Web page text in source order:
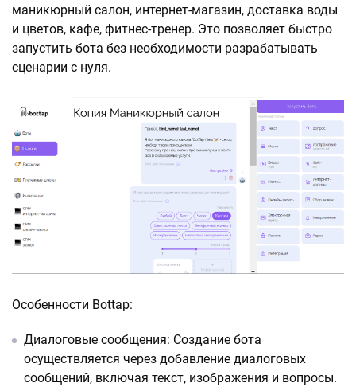
маникюрный салон, интернет-магазин, доставка воды
и цветов, кафе, фитнес-тренер. Это позволяет быстро
запустить бота без необходимости разрабатывать
сценарии с нуля.
Особенности Bottap:
Диалоговые сообщения: Создание бота
осуществляется через добавление диалоговых
сообщений, включая текст, изображения и вопросы.